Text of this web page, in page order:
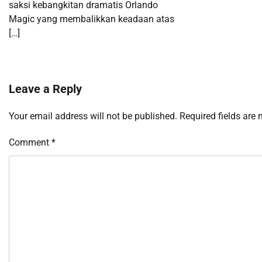
saksi kebangkitan dramatis Orlando
Magic yang membalikkan keadaan atas
[…]
Leave a Reply
Your email address will not be published. Required fields are
Comment *